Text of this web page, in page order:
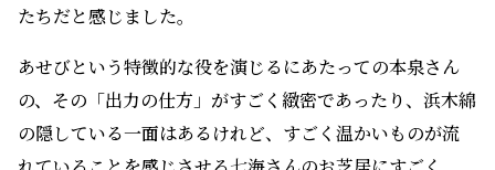
れていることを感じさせる七海さんのお芝居にすごく
そこから激流が飛び出してきそうな息の詰まるお芝居か
ら、釘宮さんの「読み取る力と原作愛」をすごく感じた
り……。